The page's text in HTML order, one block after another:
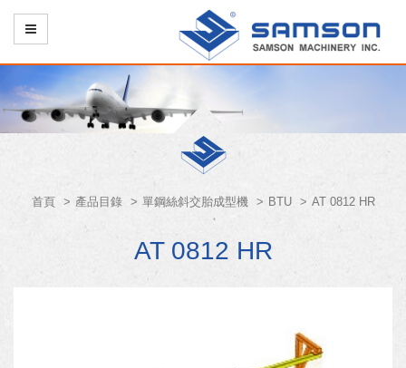
首頁 產品目錄 單鋼絲斜交胎成型機 BTU AT 0812 HR
AT 0812 HR